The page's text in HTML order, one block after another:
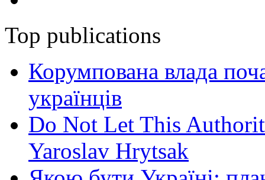
Top publications
Корумпована влада
українців
Do Not Let This
Yaroslav Hrytsak